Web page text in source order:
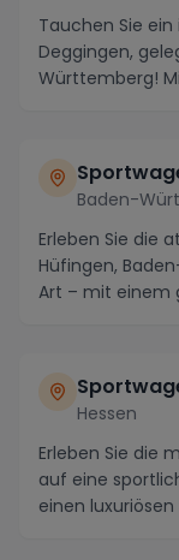
Tauchen Sie
Deggingen,
Württemberg!
Baden-
Erleben Sie die
Hüfingen,
Art – mit einem
Hessen
Erleben Sie die
auf eine
einen